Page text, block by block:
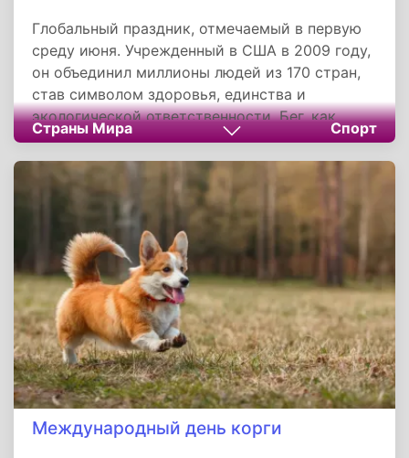
Глобальный праздник, отмечаемый в первую
среду июня. Учрежденный в США в 2009 году,
он объединил миллионы людей из 170 стран,
став символом здоровья, единства и
экологической ответственности. Бег, как
самая демократичная физическая активность,
учит преодолевать границы — не только
географические, но и внутренние. Через
эстафеты "Обгоняя солнце", детские забеги и
виртуальные марафоны праздник напоминает:
для первого шага к здоровой жизни нужны
лишь желание и пара кроссовок.
Страны Мира Спорт
Международный день корги